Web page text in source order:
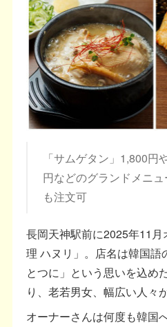
「サムゲタン」1,800円
円などのグランドメニ
も注文可
長岡天神駅前に2025年11
理 ハヌリ」。店名は韓国語
とつに」という思いを込め
り、老若男女、幅広い人々
オーナーさんは何度も韓国